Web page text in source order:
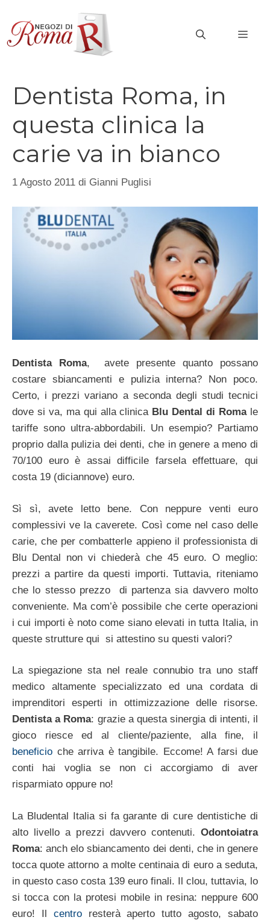
contenuto
Dentista Roma, in
questa clinica la
carie va in bianco
1 Agosto 2011 di Gianni Puglisi
Dentista Roma, avete presente quanto possano
costare sbiancamenti e pulizia interna? Non poco.
Certo, i prezzi variano a seconda degli studi tecnici
dove si va, ma qui alla clinica Blu Dental di Romale
tariffe sono ultra-abbordabili. Un esempio? Partiamo
proprio dalla pulizia dei denti, che in genere a meno di
70/100 euro è assai difficile farsela effettuare, qui
costa 19 (diciannove) euro.
Sì sì, avete letto bene. Con neppure venti euro
complessivi ve la caverete. Così come nel caso delle
carie, che per combatterle appieno il professionista di
Blu Dental non vi chiederà che 45 euro. O meglio:
prezzi a partire da questi importi. Tuttavia, riteniamo
che lo stesso prezzo di partenza sia davvero molto
conveniente. Ma com’è possibile che certe operazioni
i cui importi è noto come siano elevati in tutta Italia, in
queste strutture qui si attestino su questi valori?
La spiegazione sta nel reale connubio tra uno staff
medico altamente specializzato ed una cordata di
imprenditori esperti in ottimizzazione delle risorse.
Dentista a Roma: grazie a questa sinergia di intenti, il
gioco riesce ed al cliente/paziente, alla fine, il
beneficio che arriva è tangibile. Eccome! A farsi due
conti hai voglia se non ci accorgiamo di aver
risparmiato oppure no!
La Bludental Italia si fa garante di cure dentistiche di
alto livello a prezzi davvero contenuti. Odontoiatra
Roma: anch elo sbiancamento dei denti, che in genere
tocca quote attorno a molte centinaia di euro a seduta,
in questo caso costa 139 euro finali. Il clou, tuttavia, lo
si tocca con la protesi mobile in resina: neppure 600
euro! Il centroresterà aperto tutto agosto, sabato